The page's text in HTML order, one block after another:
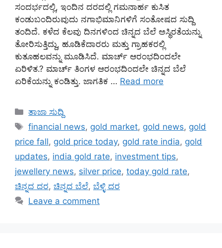
ಸಂದರ್ಭದಲ್ಲಿ, ಇಂದಿನ ದರದಲ್ಲಿ ಗಮನಾರ್ಹ ಕುಸಿತ
ಕಂಡುಬಂದಿರುವುದು ನಗಾಭಿಮಾನಿಗಳಿಗೆ ಸಂತೋಷದ ಸುದ್ದಿ
ತಂದಿದೆ. ಕಳೆದ ಕೆಲವು ದಿನಗಳಿಂದ ಚಿನ್ನದ ಬೆಲೆ ಅಸ್ಥಿರತೆಯನ್ನು
ತೋರಿಸುತ್ತಿದ್ದು, ಹೂಡಿಕೆದಾರರು ಮತ್ತು ಗ್ರಾಹಕರಲ್ಲಿ
ಕುತೂಹಲವನ್ನು ಮೂಡಿಸಿದೆ. ಮಾರ್ಚ್ ಆರಂಭದಿಂದಲೇ
ಏರಿಳಿತ.? ಮಾರ್ಚ್ ತಿಂಗಳ ಆರಂಭದಿಂದಲೇ ಚಿನ್ನದ ಬೆಲೆ
ಏರಿಕೆಯನ್ನು ಕಂಡಿತ್ತು. ಜಾಗತಿಕ … Read more
Categories
ತಾಜಾ ಸುದ್ದಿ
Tags
financial news, gold market, gold news, gold
price fall, gold price today, gold rate india, gold
updates, india gold rate, investment tips,
jewellery news, silver price, today gold rate,
ಚಿನ್ನದ ದರ, ಚಿನ್ನದ ಬೆಲೆ, ಬೆಳ್ಳಿ ದರ
Leave a comment